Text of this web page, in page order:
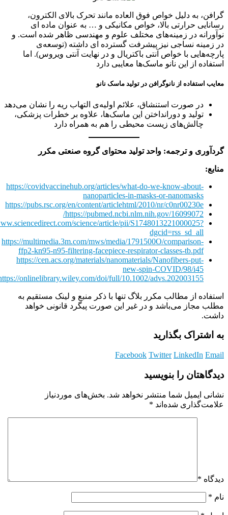
گرافن، به دلیل خواص فوق العاده مانند تحرک بالای الکترون،
رسانایی حرارتی بالا، خواص مکانیکی و … به عنوان ماده ای
نوآورانه در زمینه‌های مختلف علوم و مهندسی ظاهر شده است. و
در زمینه نساجی نیز پیشرفت گسترده ای داشته (توسعه‌ی
پارچه‌هایی با خواص آنتی باکتریال و در نهایت آنتی ویروس). اما
استفاده از این نانو ماسک‌ها معایبی دارد
معایب استفاده از نانوگرافن در تولید ماسک نانو
در صورت استنشاق، علائم اولیه‌ی التهاب ریه را نشان می‌دهد
تولید و دورانداختن این ماسک‌ها، علاوه بر خطرات پزشکی،
چالش‌های زیست محیطی را هم به همراه دارد
گردآوری و ترجمه: واحد تولید محتوای گروه صنعتی مکرر
منابع:
https://covidvaccinehub.org/articles/what-do-we-know-about-
nanoparticles-in-masks-or-nanomasks
https://pubs.rsc.org/en/content/articlehtml/2010/nr/c0nr00230e
https://pubmed.ncbi.nlm.nih.gov/16099072/
science/article/pii/S1748013221000025?
dgcid=rss_sd_all
https://multimedia.3m.com/mws/media/1791500O/comparison-
ffp2-kn95-n95-filtering-facepiece-respirator-classes-tb.pdf
https://cen.acs.org/materials/nanomaterials/Nanofibers-put-
new-spin-COVID/98/i45
onlinelibrary.wiley.com/doi/full/10.1002/advs.202003155
استفاده از مطالب مکرر بلاگ تنها با ذکر منبع و لینک مستقیم به
مطلب مجاز می‌باشد و در غیر این صورت پیگرد قانونی خواهد
داشت.
به اشتراک بگذارید
Facebook Twitter LinkedIn Email
دیدگاهتان را بنویسید
نشانی ایمیل شما منتشر نخواهد شد. بخش‌های موردنیاز
علامت‌گذاری شده‌اند *
دیدگاه *
نام *